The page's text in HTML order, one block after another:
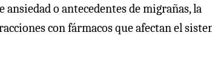
o antecedentes de migrañas, la
con fármacos que afectan el